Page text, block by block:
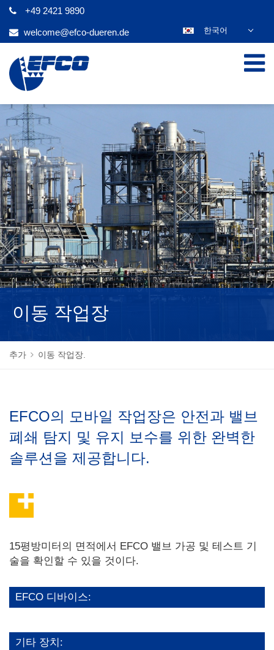
+49 2421 9890
welcome@efco-dueren.de
POLSKI
ITALIANO
عربي
한국어
日本語
ČEŠTINA
PORTUGUÊS
РУССКИЙ
TÜRKÇE
MAGYAR
NEDERLANDS
이동 작업장
추가 이동 작업장.
EFCO의 모바일 작업장은 안전과 밸브
폐쇄 탐지 및 유지 보수를 위한 완벽한
솔루션을 제공합니다.
15평방미터의 면적에서 EFCO 밸브 가공 및 테스트 기
술을 확인할 수 있을 것이다.
EFCO 디바이스:
기타 장치: